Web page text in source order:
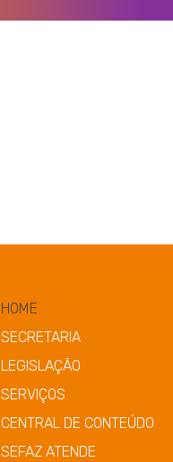
HOME
SECRETARIA
LEGISLAÇÃO
SERVIÇOS
CENTRAL DE CONTEÚDO
SEFAZ ATENDE